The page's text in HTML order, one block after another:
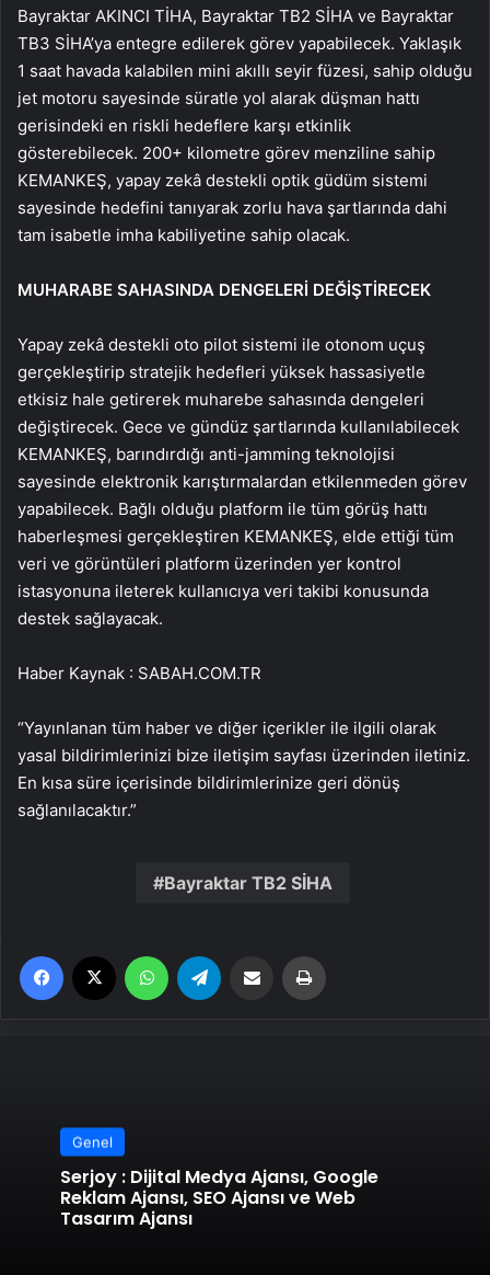
Bayraktar AKINCI TİHA, Bayraktar TB2 SİHA ve Bayraktar
TB3 SİHA’ya entegre edilerek görev yapabilecek. Yaklaşık
1 saat havada kalabilen mini akıllı seyir füzesi, sahip olduğu
jet motoru sayesinde süratle yol alarak düşman hattı
gerisindeki en riskli hedeflere karşı etkinlik
gösterebilecek. 200+ kilometre görev menziline sahip
KEMANKEŞ, yapay zekâ destekli optik güdüm sistemi
sayesinde hedefini tanıyarak zorlu hava şartlarında dahi
tam isabetle imha kabiliyetine sahip olacak.
MUHARABE SAHASINDA DENGELERİ DEĞİŞTİRECEK
Yapay zekâ destekli oto pilot sistemi ile otonom uçuş
gerçekleştirip stratejik hedefleri yüksek hassasiyetle
etkisiz hale getirerek muharebe sahasında dengeleri
değiştirecek. Gece ve gündüz şartlarında kullanılabilecek
KEMANKEŞ, barındırdığı anti-jamming teknolojisi
sayesinde elektronik karıştırmalardan etkilenmeden görev
yapabilecek. Bağlı olduğu platform ile tüm görüş hattı
haberleşmesi gerçekleştiren KEMANKEŞ, elde ettiği tüm
veri ve görüntüleri platform üzerinden yer kontrol
istasyonuna ileterek kullanıcıya veri takibi konusunda
destek sağlayacak.
Haber Kaynak : SABAH.COM.TR
“Yayınlanan tüm haber ve diğer içerikler ile ilgili olarak
yasal bildirimlerinizi bize iletişim sayfası üzerinden iletiniz.
En kısa süre içerisinde bildirimlerinize geri dönüş
sağlanılacaktır.”
Bayraktar TB2 SİHA
Facebook WhatsApp Email'den paylaş
Genel
Serjoy : Dijital Medya Ajansı, Google
Reklam Ajansı, SEO Ajansı ve Web
Tasarım Ajansı